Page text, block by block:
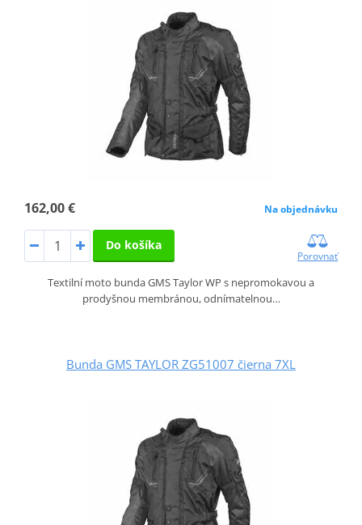
162,00 € Na objednávku
Do košíka
Porovnať
Textilní moto bunda GMS Taylor WP s nepromokavou a
prodyšnou membránou, odnímatelnou…
Bunda GMS TAYLOR ZG51007 čierna 7XL